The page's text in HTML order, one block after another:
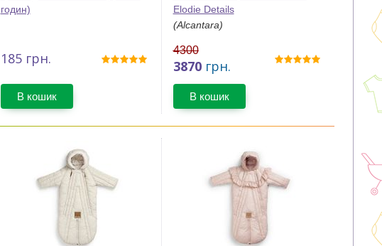
годин)
185грн.
В кошик
Elodie Details
(Alcantara)
4300
3870 грн.
В кошик